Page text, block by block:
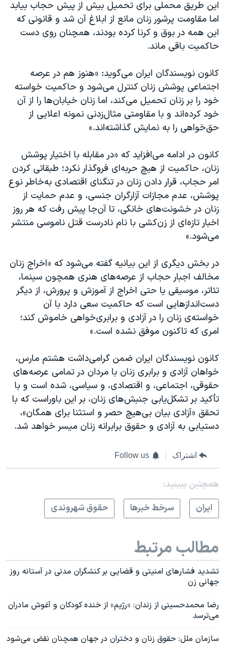
این طریق محملی برای تحمیل بیش از پیش حجاب بیابد
اما مقاومت پرشور زنان مانع از ابلاغ آن شد و قانونی که
این همه در بوق و کرنا کرده بودند، همچنان روی دست
حاکمیت باقی ماند.
کانون نویسندگان ایران می‌گوید: «هنوز هم در عرصه‌‌
اجتماعی پوشش زنان کنترل می‌شود و حاکمیت خواسته‌
خود را بر زنان تحمیل می‌کند، اما زنان خیابان‌ها را از آن
خود کرده‌اند و با مقاومتی مثال‌زدنی نمونه‌ اعلایی از
حق‌خواهی را به نمایش گذاشته‌اند.»
کانون در ادامه می‌افزاید که «در مقابله با اختیار پوشش
زنان، حاکمیت از هیچ حربه‌ای فروگذار نکرد؛ طبقاتی کردن
امر حجاب، قرار دادن زنان در تنگنای اقتصادی به‌خاطر نوع
پوشش، عدم مجازات آزارگران جنسی، و عدم حمایت از
زنان در خشونت‌های خانگی، تا آن‌جا پیش رفت که هر روز
اخبار تازه‌ای از زن‌کشی با نام نادرست قتل ناموسی منتشر
می‌شود.»
در بخش دیگری از این بیانیه گفته می‌شود که «اخراج زنان
مخالف اجبار حجاب از عرصه‌های هنری همچون سینما،
تئاتر، موسیقی یا حتی اخراج از آموزش و پرورش، از دیگر
دست‌اندازهایی است که حاکمیت سعی دارد با آن
خواسته‌ی زنان را در آزادی و برابری‌خواهی خاموش کند؛
امری که تاکنون موفق نشده است.»
کانون نویسندگان ایران ضمن گرامی‌داشت هشتم مارس،
خواهان آزادی و برابری زنان با مردان در تمامی عرصه‌های
حقوقی، اجتماعی، و اقتصادی، و سیاسی، شده است و با
تأکید بر تشکل‌یابی جنبش‌های زنان، بر این باوراست که با
تحقق «آزادی بیان بی‌هیچ حصر و استثنا برای همگان»،
دستیابی به آزادی و حقوق برابرانه‌ زنان میسر خواهد شد.
اشتراک Follow us
همچنبن ببینید:
ايران
سرخط خبرها حقوق شهروندی
مطالب مرتبط
تشدید فشارهای امنیتی و قضایی بر کنشگران مدنی در آستانه روز
جهانی زن
رضا محمدحسینی از زندان: «رژیم» از خنده کودکان و آغوش مادران
می‌ترسد
سازمان ملل: حقوق زنان و دختران در جهان همچنان نقض می‌شود